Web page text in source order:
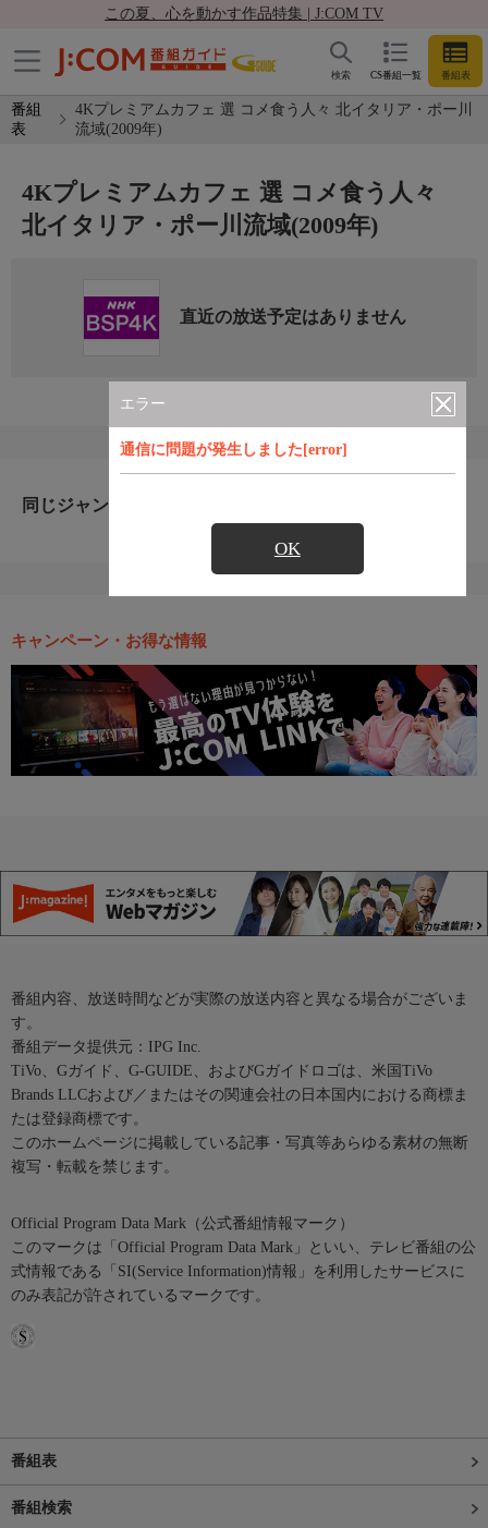
この夏、心を動かす作品特集 | J:COM TV
CS番組一覧 番組表
検索
番組
表
4Kプレミアムカフェ 選 コメ食う人々 北イタリア・ポー川
流域(2009年)
エラー
通信に問題が発生しました[error]
OK
4Kプレミアムカフェ 選 コメ食う人々
北イタリア・ポー川流域(2009年)
直近の放送予定はありません
同じジャンルのおすすめ番組
キャンペーン・お得な情報
番組内容、放送時間などが実際の放送内容と異なる場合がございま
す。
番組データ提供元：IPG Inc.
TiVo、Gガイド、G-GUIDE、およびGガイドロゴは、米国TiVo
Brands LLCおよび／またはその関連会社の日本国内における商標ま
たは登録商標です。
このホームページに掲載している記事・写真等あらゆる素材の無断
複写・転載を禁じます。
Official Program Data Mark（公式番組情報マーク）
このマークは「Official Program Data Mark」といい、テレビ番組の公
式情報である「SI(Service Information)情報」を利用したサービスに
のみ表記が許されているマークです。
番組表
番組検索